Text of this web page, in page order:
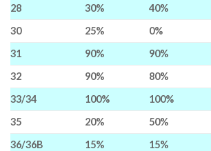
28
30% 40%
30
25% 0%
31
90% 90%
32
90% 80%
33/34
100% 100%
35
20% 50%
36/36B
15% 15%